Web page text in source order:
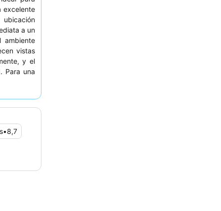
excelente
a un
ambiente
vistas
y el
Para una
•8,7